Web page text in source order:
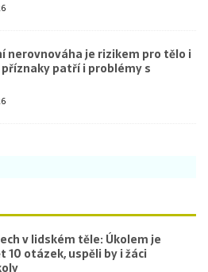
nerovnováha je rizikem pro tělo i
patří i problémy s
v lidském těle: Úkolem je
10 otázek, uspěli by i žáci